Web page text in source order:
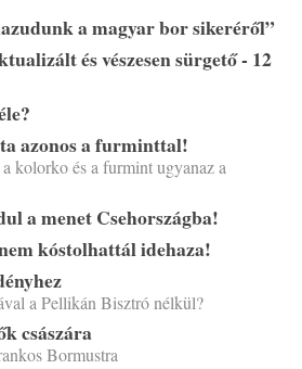
a magyar bor sikeréről”
és vészesen sürgető - 12
azonos a furminttal!
kolorko és a furmint ugyanaz a
a menet Csehországba!
kóstolhattál idehaza!
a Pellikán Bisztró nélkül?
császára
Bormustra